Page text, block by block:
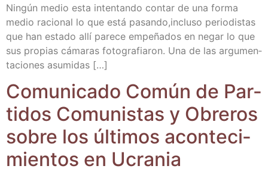
Nin­gún medio esta inten­tan­do con­tar de una for­ma
medio racio­nal lo que está pasando,incluso perio­dis­tas
que han esta­do allí pare­ce empe­ña­dos en negar lo que
sus pro­pias cáma­ras foto­gra­fia­ron. Una de las argu­men­
ta­cio­nes asumidas […]
Comu­ni­ca­do Común de Par­
ti­dos Comu­nis­tas y Obre­ros
sobre los últi­mos acon­te­ci­
mien­tos en Ucrania